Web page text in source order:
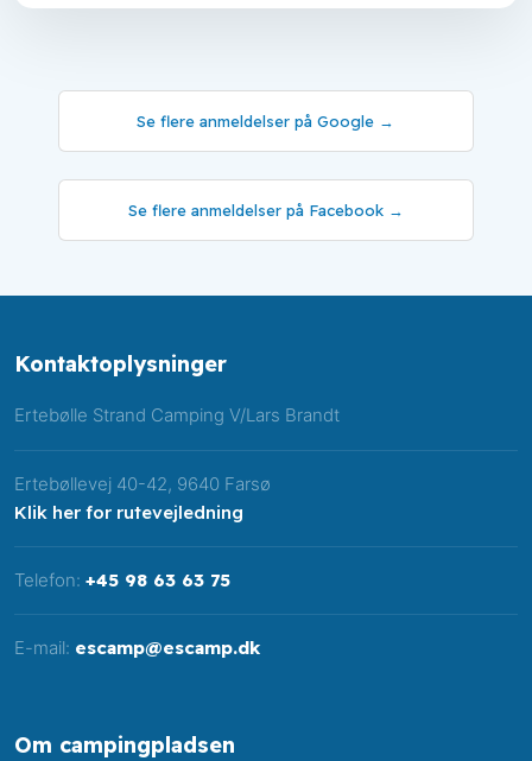
Se flere anmeldelser ​på Google →
Se flere a​nmeldelser på Facebook​ →
Kontakt​oplysninger
​Ertebølle Strand Camping V/Lars Brandt​
Ertebøllevej 40-42, 9640 Farsø
Klik her for rutevejledning
Telefon: +45 98 63 63 75
E-mail: escamp@escamp.dk
Om ​campingpladsen